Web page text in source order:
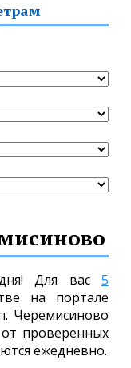
Для вас 5
на портале
Черемисиново
проверенных
ежедневно.